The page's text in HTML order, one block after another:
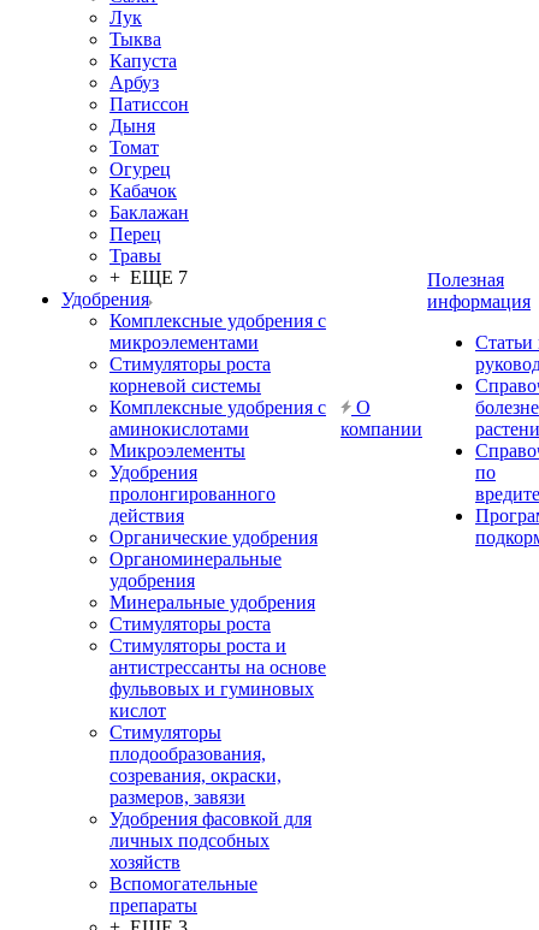
Лук
Тыква
Капуста
Арбуз
Патиссон
Дыня
Томат
Огурец
Кабачок
Баклажан
Перец
Травы
+ ЕЩЕ 7
Удобрения
Комплексные удобрения с
микроэлементами
Стимуляторы роста
корневой системы
Комплексные удобрения с
аминокислотами
Микроэлементы
Удобрения
пролонгированного
действия
Органические удобрения
Органоминеральные
удобрения
Минеральные удобрения
Стимуляторы роста
Стимуляторы роста и
антистрессанты на основе
фульвовых и гуминовых
кислот
Стимуляторы
плодообразования,
созревания, окраски,
размеров, завязи
Удобрения фасовкой для
личных подсобных
хозяйств
Вспомогательные
препараты
О
компании
Полезная
информация
Статьи
по